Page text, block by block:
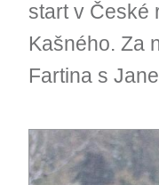
start v České
Kašného. Za
Fartina s